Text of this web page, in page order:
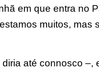
em que entra no
muitos, mas
até connosco –,